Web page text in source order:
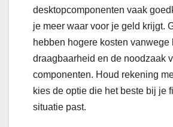
desktopcomponenten vaak
je meer waar voor je geld krijgt.
hebben hogere kosten vanwege
draagbaarheid en de noodzaak
componenten. Houd rekening
kies de optie die het beste bij je
situatie past.